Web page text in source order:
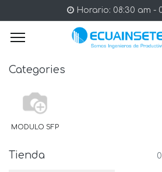
Horario: 08:30 am -
Categories
MODULO SFP
Tienda